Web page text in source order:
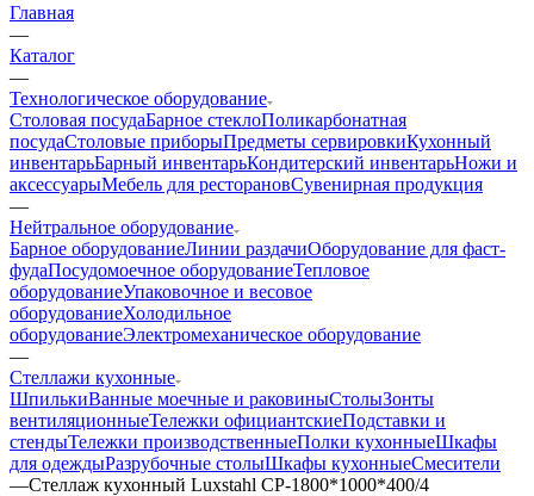
Главная
—
Каталог
—
Технологическое оборудование
Столовая посудаБарное стеклоПоликарбонатная
посудаСтоловые приборыПредметы сервировкиКухонный
инвентарьБарный инвентарьКондитерский инвентарьНожи и
аксессуарыМебель для ресторановСувенирная продукция
—
Нейтральное оборудование
Барное оборудованиеЛинии раздачиОборудование для фаст-
фудаПосудомоечное оборудованиеТепловое
оборудованиеУпаковочное и весовое
оборудованиеХолодильное
оборудованиеЭлектромеханическое оборудование
—
Стеллажи кухонные
ШпилькиВанные моечные и раковиныСтолыЗонты
вентиляционныеТележки официантскиеПодставки и
стендыТележки производственныеПолки кухонныеШкафы
для одеждыРазрубочные столыШкафы кухонныеСмесители
—Стеллаж кухонный Luxstahl СР-1800*1000*400/4